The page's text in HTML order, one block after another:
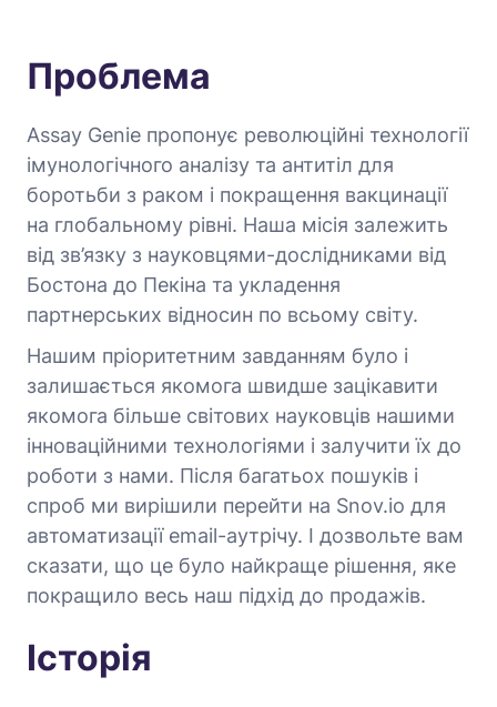
Проблема
Assay Genie пропонує революційні технології
імунологічного аналізу та антитіл для
боротьби з раком і покращення вакцинації
на глобальному рівні. Наша місія залежить
від зв’язку з науковцями-дослідниками від
Бостона до Пекіна та укладення
партнерських відносин по всьому світу.
Нашим пріоритетним завданням було і
залишається якомога швидше зацікавити
якомога більше світових науковців нашими
інноваційними технологіями і залучити їх до
роботи з нами. Після багатьох пошуків і
спроб ми вирішили перейти на Snov.io для
автоматизації email-аутрічу. І дозвольте вам
сказати, що це було найкраще рішення, яке
покращило весь наш підхід до продажів.
Історія